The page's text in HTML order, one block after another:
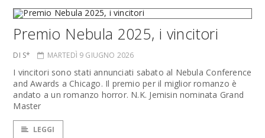
Premio Nebula 2025, i vincitori
DI S* MARTEDÌ 9 GIUGNO 2026
I vincitori sono stati annunciati sabato al Nebula Conference
and Awards a Chicago. Il premio per il miglior romanzo è
andato a un romanzo horror. N.K. Jemisin nominata Grand
Master
LEGGI